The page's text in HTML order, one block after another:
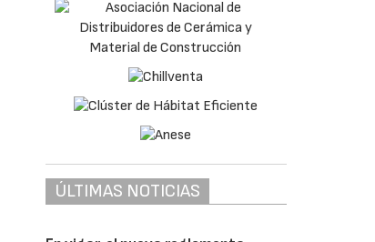
ÚLTIMAS NOTICIAS